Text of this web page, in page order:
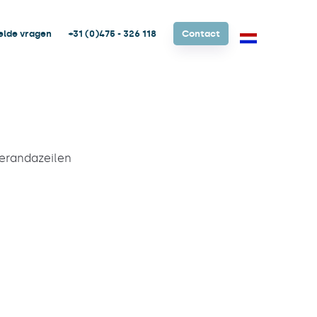
vragen +31 (0)475 - 326 118 Contact